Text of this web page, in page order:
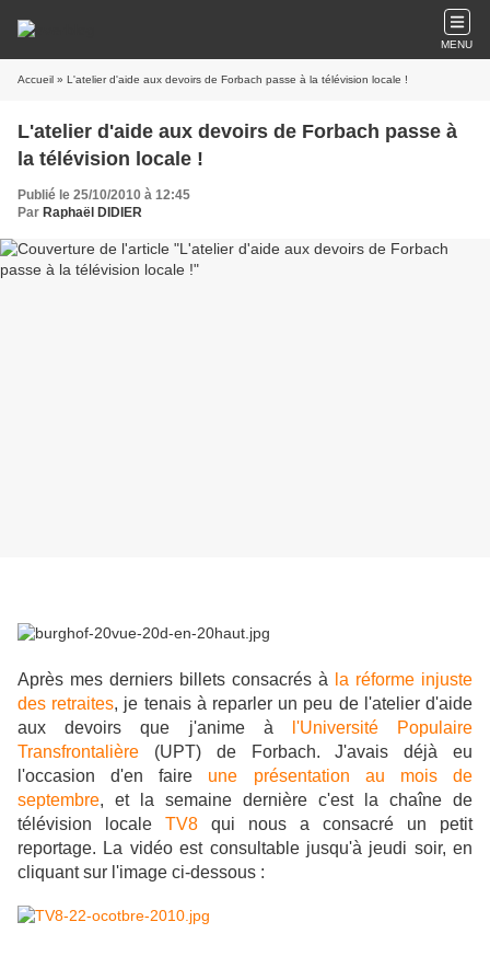
MENU
Accueil » L'atelier d'aide aux devoirs de Forbach passe à la télévision locale !
L'atelier d'aide aux devoirs de Forbach passe à
la télévision locale !
Publié le 25/10/2010 à 12:45
Par Raphaël DIDIER
Après mes derniers billets consacrés à
la réforme injuste
des retraites, je tenais à reparler un peu de l'atelier d'aide
aux devoirs que j'anime à
l'Université Populaire
Transfrontalière (UPT) de Forbach. J'avais déjà eu
l'occasion d'en faire une présentation au mois de
septembre, et la semaine dernière c'est la chaîne de
télévision locale TV8 qui nous a consacré un petit
reportage. La vidéo est consultable jusqu'à jeudi soir, en
cliquant sur l'image ci-dessous :